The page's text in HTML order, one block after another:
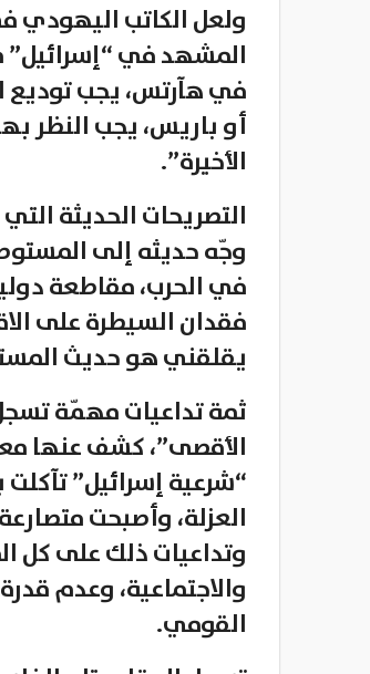
ولعل الكاتب اليهودي
المشهد في “إسرائيل”
في هآرتس، يجب توديع
أو باريس، يجب النظر
الأخيرة”.
التصريحات الحديثة
وجّه حديثه إلى
فقدان السيطرة على
يقلقني هو حديث
ثمة تداعيات مهمّة
الأقصى”، كشف عنها
“شرعية إسرائيل”
العزلة، وأصبحت
وتداعيات ذلك على كل
والاجتماعية، وعدم
القومي.